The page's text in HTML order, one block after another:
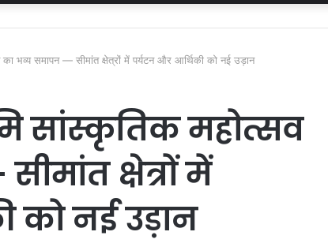
का भव्य समापन — सीमांत क्षेत्रों में पर्यटन और आर्थिकी को नई उड़ान
सांस्कृतिक महोत्सव
क्षेत्रों में
को नई उड़ान